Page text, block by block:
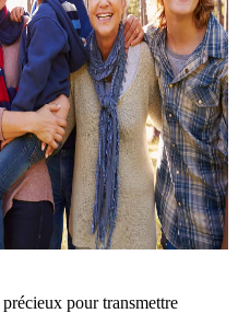
pour transmettre